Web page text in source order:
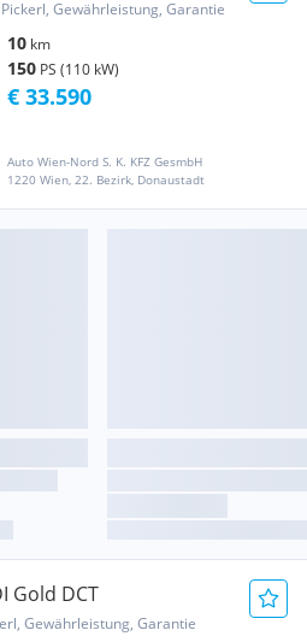
Gewährleistung, Garantie
10 km
150 PS (110 kW)
Auto Wien-Nord S. K. KFZ GesmbH
1220 Wien, 22. Bezirk, Donaustadt
€ 33.590
Gold DCT
Gewährleistung, Garantie